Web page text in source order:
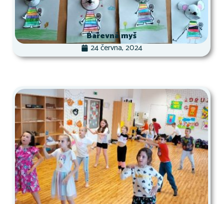
Barevná myš
24 června, 2024